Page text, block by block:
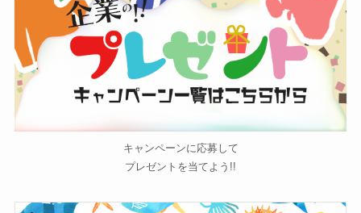
キャンペーンに応募して
プレゼントを当てよう!!